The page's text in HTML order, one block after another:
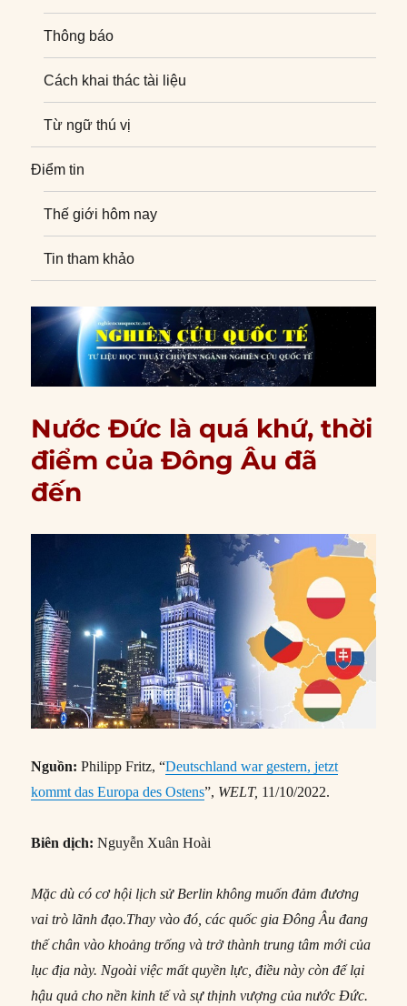
Thông báo
Cách khai thác tài liệu
Từ ngữ thú vị
Điểm tin
Thế giới hôm nay
Tin tham khảo
Nước Đức là quá khứ, thời
điểm của Đông Âu đã
đến
Nguồn: Philipp Fritz, “Deutschland war gestern, jetzt
kommt das Europa des Ostens”, WELT, 11/10/2022.
Biên dịch:Nguyễn Xuân Hoài
Mặc dù có cơ hội lịch sử Berlin không muốn đảm đương
vai trò lãnh đạo.Thay vào đó, các quốc gia Đông Âu đang
thế chân vào khoảng trống và trở thành trung tâm mới của
lục địa này. Ngoài việc mất quyền lực, điều này còn để lại
hậu quả cho nền kinh tế và sự thịnh vượng của nước Đức.